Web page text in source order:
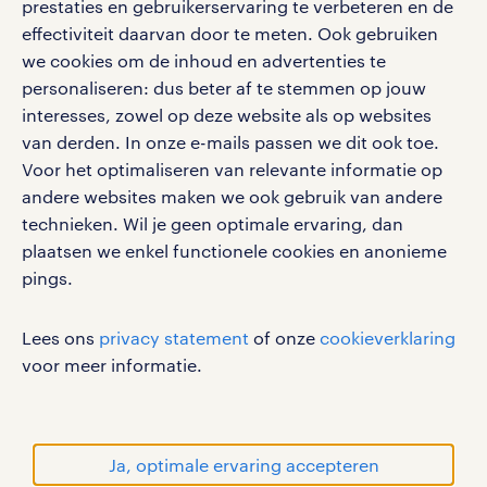
prestaties en gebruikerservaring te verbeteren en de
effectiviteit daarvan door te meten. Ook gebruiken
we cookies om de inhoud en advertenties te
personaliseren: dus beter af te stemmen op jouw
interesses, zowel op deze website als op websites
van derden. In onze e-mails passen we dit ook toe.
Voor het optimaliseren van relevante informatie op
andere websites maken we ook gebruik van andere
technieken. Wil je geen optimale ervaring, dan
plaatsen we enkel functionele cookies en anonieme
pings.
Lees ons privacy statement of onze cookieverklaring
voor meer informatie.
Ja, optimale ervaring accepteren
Volg ons voor de leukste content omtrent
vacatures, solliciteren en inspiratie.
werken bij randstad
gebruikersvoorwaarden
privacystatement
cookies
handelsmerken van Randstad N.V.